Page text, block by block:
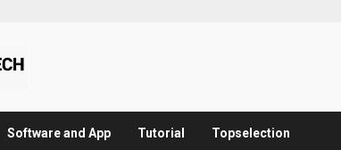
Software and App Tutorial Topselection